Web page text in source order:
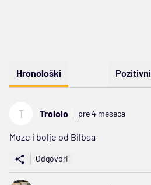
Hronološki Pozitivni
T Trololo pre 4 meseca
Moze i bolje od Bilbaa
Odgovori